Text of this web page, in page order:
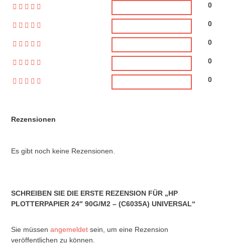
Rezensionen
Es gibt noch keine Rezensionen.
0
0
0
0
0
SCHREIBEN SIE DIE ERSTE REZENSION FÜR „HP
PLOTTERPAPIER 24″ 90G/M2 – (C6035A) UNIVERSAL“
Sie müssenangemeldet sein, um eine Rezension
veröffentlichen zu können.